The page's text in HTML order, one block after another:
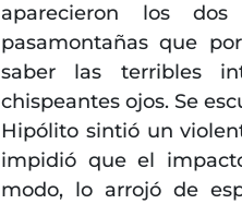
aparecieron los
pasamontañas que
saber las terribles
chispeantes ojos. Se
Hipólito sintió un
impidió que el
modo, lo arrojó de